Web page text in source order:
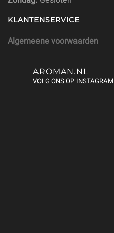
KLANTENSERVICE
Algemeene voorwaarden
AROMAN.NL
VOLG ONS OP INSTAGRAM